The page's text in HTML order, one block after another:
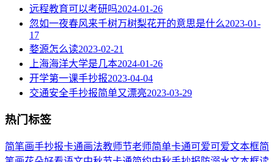
远程教育可以考研吗2024-01-26
忽如一夜春风来千树万树梨花开的意思是什么2023-01-
17
婺源怎么读2023-02-21
上海海洋大学是几本2024-01-26
开学第一课手抄报2023-04-04
交通安全手抄报简单又漂亮2023-03-29
热门标签
简笔画手抄报卡通画法教师节老师简单卡通可爱可爱文本框简